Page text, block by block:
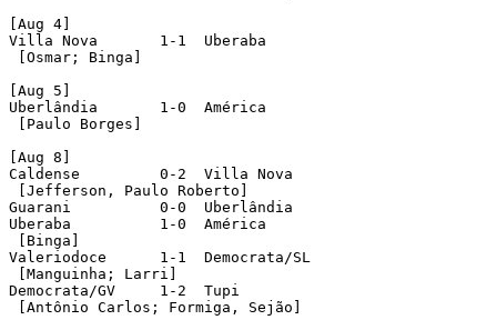
[Aug 4]
Villa Nova	 1-1  Uberaba
[Osmar; Binga]
[Aug 5]
Uberlândia	 1-0  América
[Paulo Borges]
[Aug 8]
Caldense	 0-2  Villa Nova
[Jefferson, Paulo Roberto]
Guarani		 0-0  Uberlândia
Uberaba		 1-0  América
[Binga]
Valeriodoce	 1-1  Democrata/SL
[Manguinha; Larri]
Democrata/GV	 1-2  Tupi
[Antônio Carlos; Formiga, Sejão]